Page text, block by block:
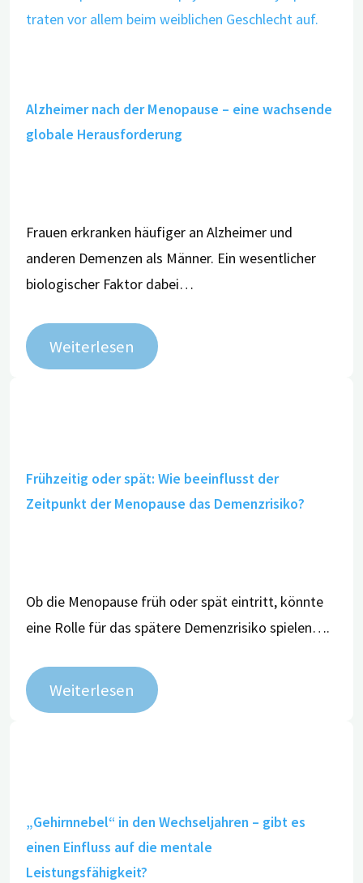
Alzheimer nach der Menopause – eine wachsende
globale Herausforderung
Frauen erkranken häufiger an Alzheimer und
anderen Demenzen als Männer. Ein wesentlicher
biologischer Faktor dabei…
Weiterlesen
Frühzeitig oder spät: Wie beeinflusst der
Zeitpunkt der Menopause das Demenzrisiko?
Ob die Menopause früh oder spät eintritt, könnte
eine Rolle für das spätere Demenzrisiko spielen….
Weiterlesen
„Gehirnnebel“ in den Wechseljahren – gibt es
einen Einfluss auf die mentale
Leistungsfähigkeit?